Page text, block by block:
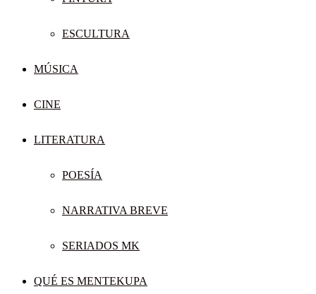
ESCULTURA
MÚSICA
CINE
LITERATURA
POESÍA
NARRATIVA BREVE
SERIADOS MK
QUÉ ES MENTEKUPA